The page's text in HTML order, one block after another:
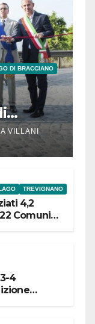
DI BRACCIANO
VILLANI
LAGO TREVIGNANO
4,2
Comuni
4